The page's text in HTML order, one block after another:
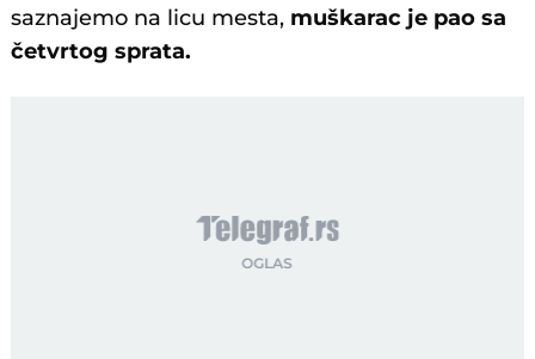
saznajemo na licu mesta, muškarac je pao sa
četvrtog sprata.